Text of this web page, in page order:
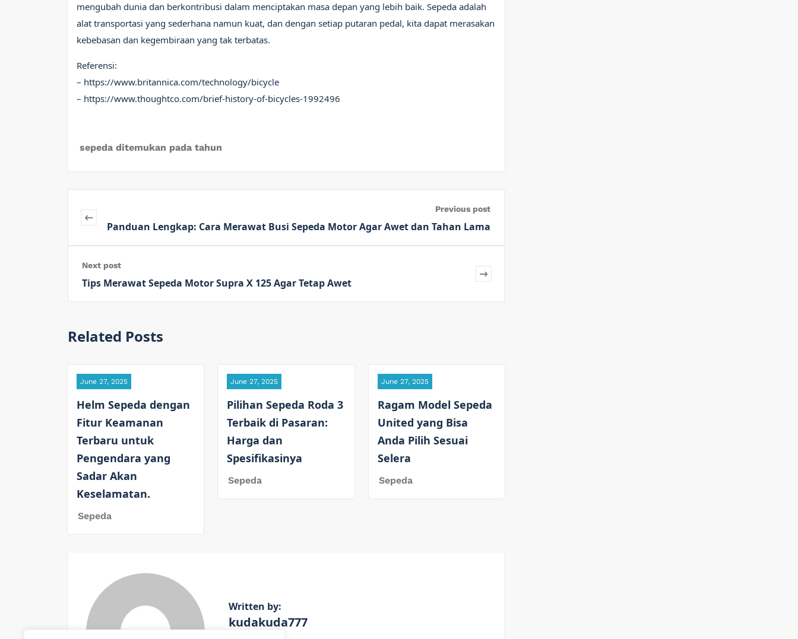
mengubah dunia dan berkontribusi dalam menciptakan masa depan yang lebih baik. Sepeda adalah
alat transportasi yang sederhana namun kuat, dan dengan setiap putaran pedal, kita dapat merasakan
kebebasan dan kegembiraan yang tak terbatas.
Referensi:
– https://www.britannica.com/technology/bicycle
– https://www.thoughtco.com/brief-history-of-bicycles-1992496
sepeda ditemukan pada tahun
Previous post
Panduan Lengkap: Cara Merawat Busi Sepeda Motor Agar Awet dan Tahan Lama
Next post
Tips Merawat Sepeda Motor Supra X 125 Agar Tetap Awet
Related Posts
June 27, 2025
Helm Sepeda dengan
Fitur Keamanan
Terbaru untuk
Pengendara yang
Sadar Akan
Keselamatan.
Sepeda
June 27, 2025
Pilihan Sepeda Roda 3
Terbaik di Pasaran:
Harga dan
Spesifikasinya
Sepeda
June 27, 2025
Ragam Model Sepeda
United yang Bisa
Anda Pilih Sesuai
Selera
Sepeda
Written by:
kudakuda777